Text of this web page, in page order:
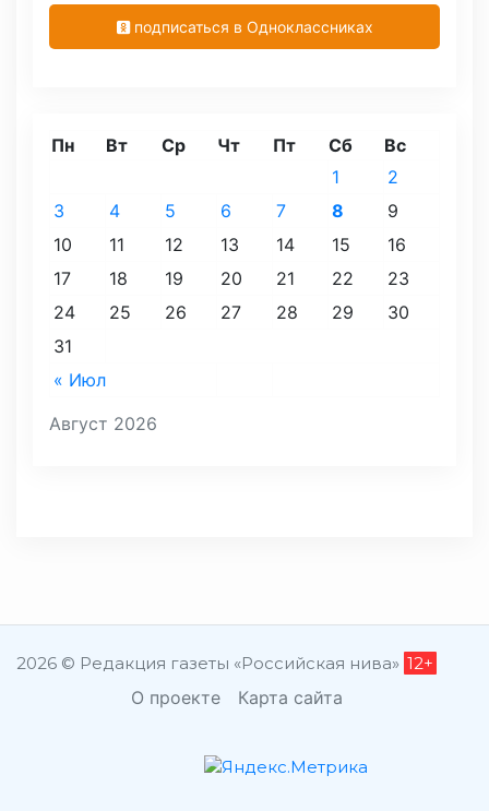
подписаться в Одноклассниках
Август 2026
Пн Вт Ср Чт Пт Сб Вс
« Июл
1
2
3
4 5 6 7 8
9
10
11 12 13 14 15
16
17
18 19 20 21 22
23
24
25 26 27 28 29
30
31
2026 © Редакция газеты «Российская нива» 12+
О проекте Карта сайта